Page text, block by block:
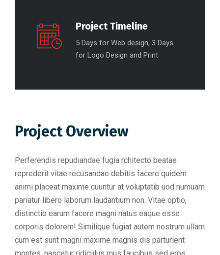
Project Timeline
5 Days for Web design, 3 Days
for Logo Design and Print
Project Overview
Perferendis repudiandae fugia rchitecto beatae
reprederit vitae recusandae debitis facere quidem
animi placeat maxime cuuntur at voluptatib uod numuam
pariatur libero laborum laudantium non. Vitae optio,
distinctio earum facere magni natus eaque esse
corporis dolorem! Similique fugiat autem nostrum ullam
cum est sunt magni maxime magnis dis parturient